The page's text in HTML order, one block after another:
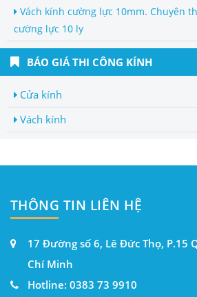
Vách kính cường lực 10mm. Chuyên
cường lực 10 ly
BÁO GIÁ THI CÔNG KÍNH
Cửa kính
Vách kính
THÔNG TIN LIÊN HỆ
17 Đường số 6, Lê Đức Thọ, P.15
Chí Minh
Hotline: 0383 73 9910